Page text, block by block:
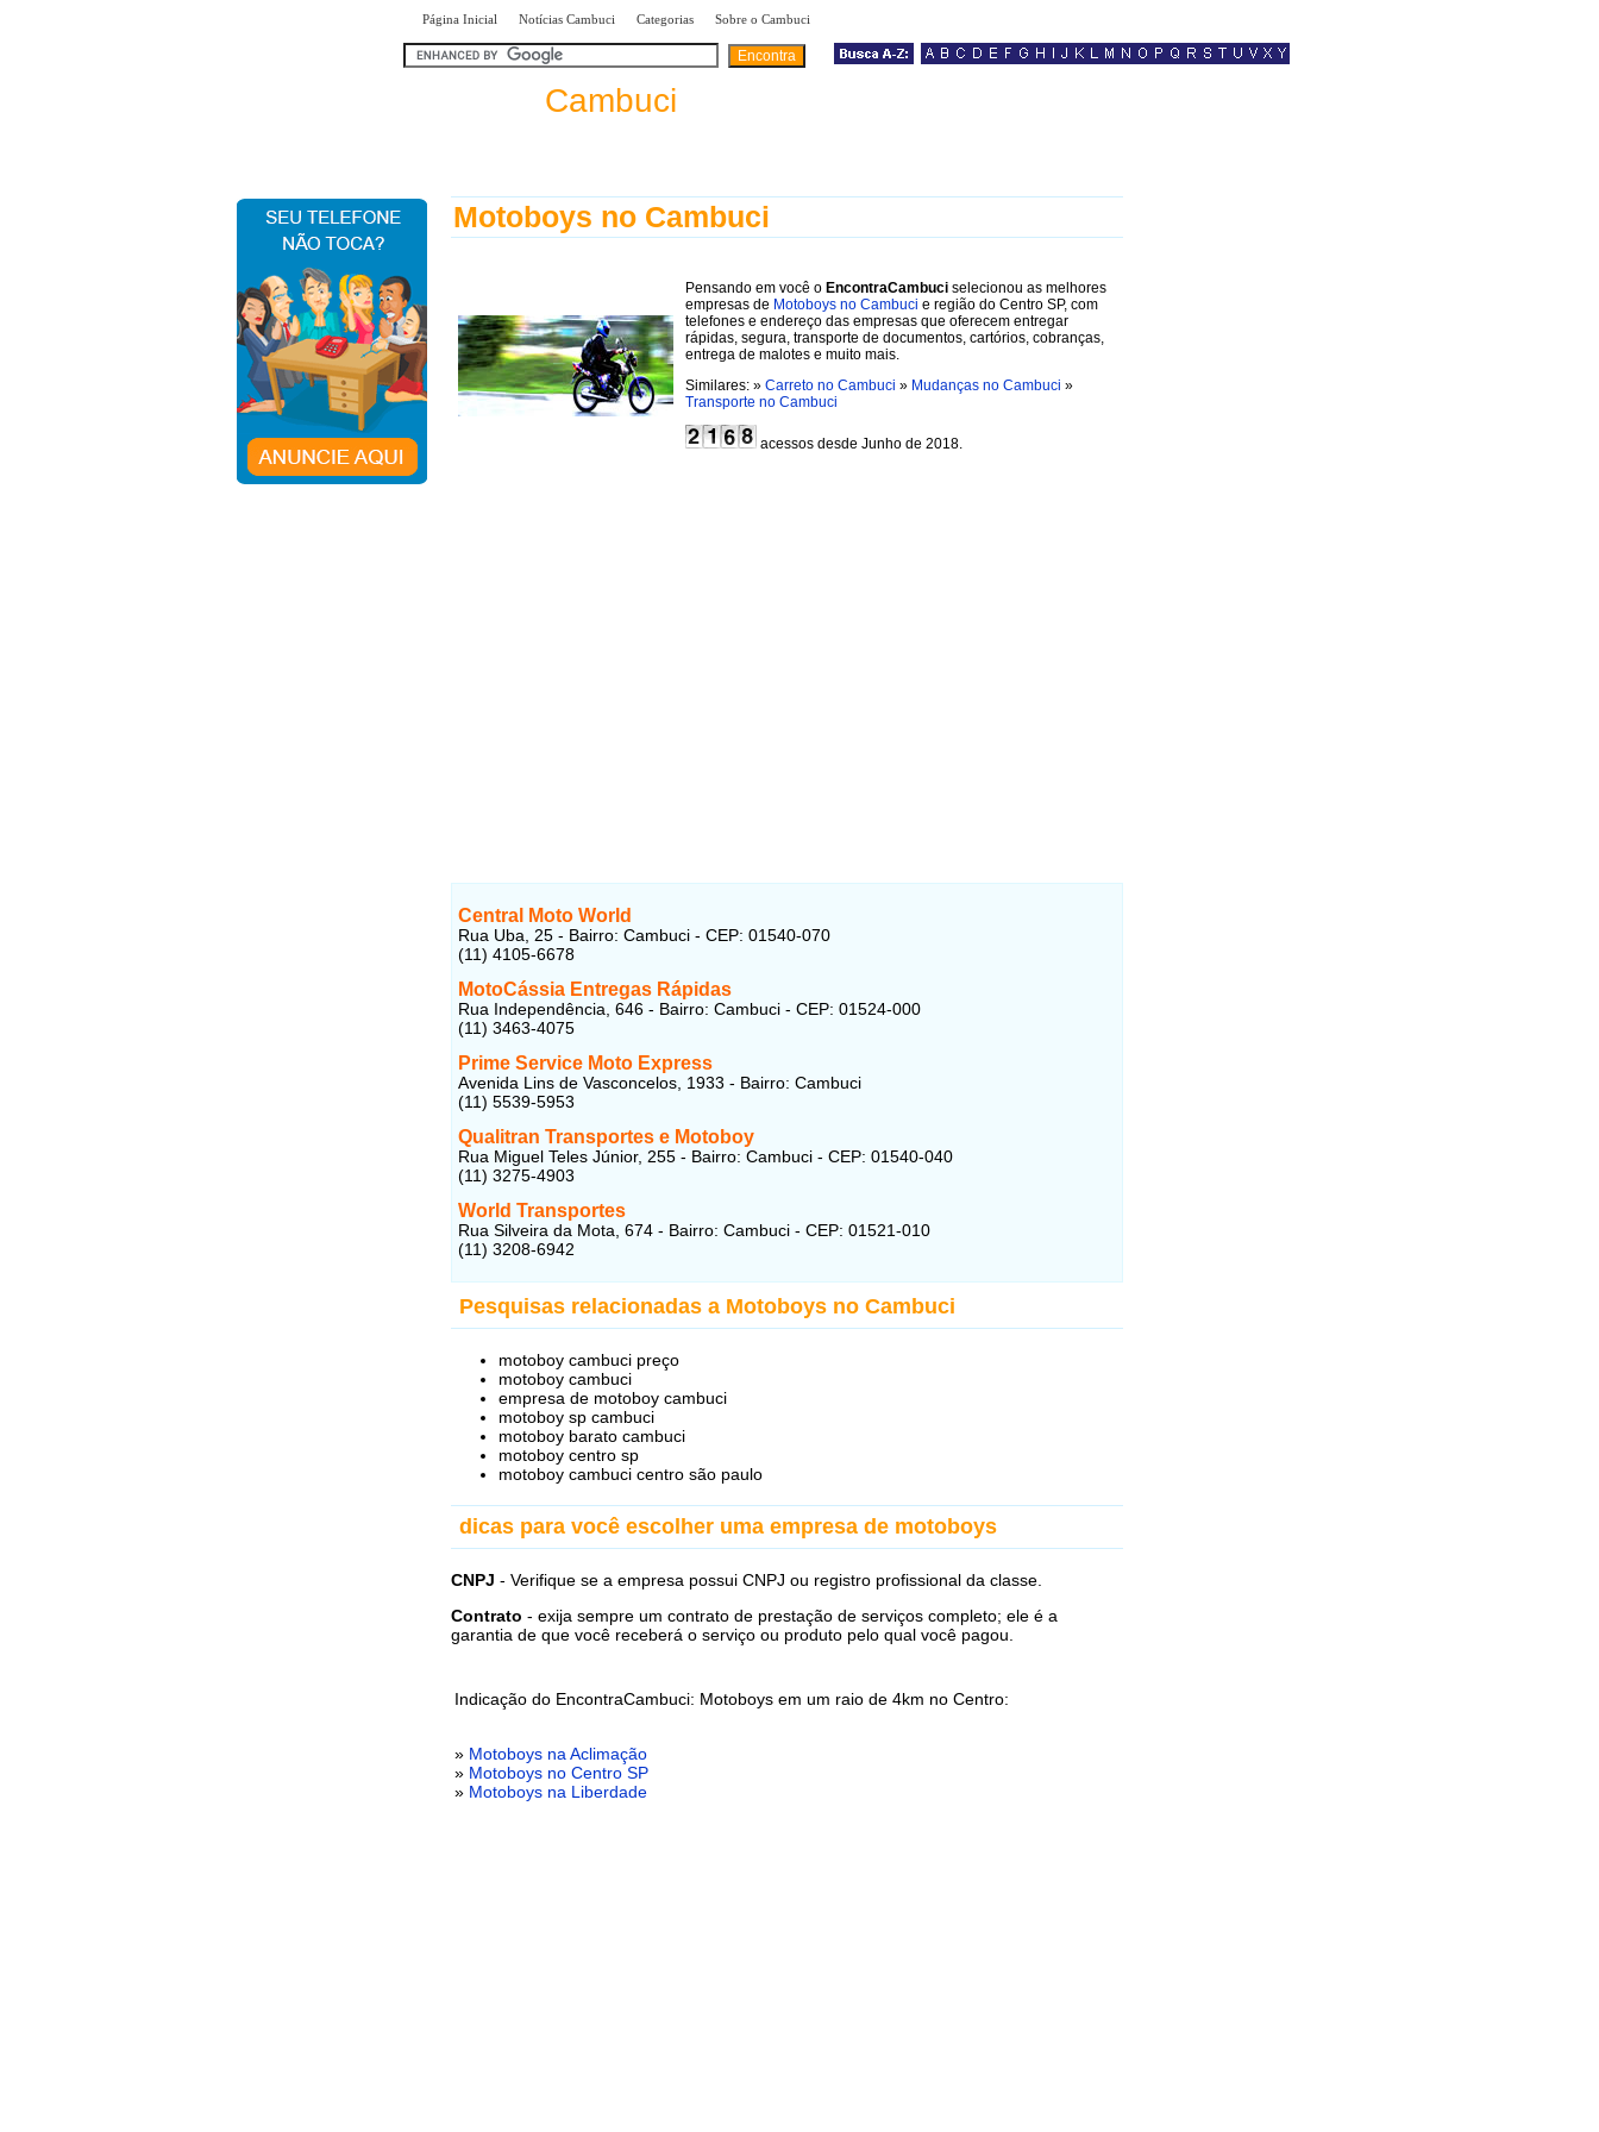
Página Inicial Notícias Cambuci Categorias Sobre o Cambuci
Cambuci
Motoboys no Cambuci
Pensando em você o EncontraCambuci selecionou as melhores
empresas de Motoboys no Cambuci e região do Centro SP, com
telefones e endereço das empresas que oferecem entregar
rápidas, segura, transporte de documentos, cartórios, cobranças,
entrega de malotes e muito mais.
Similares: » Carreto no Cambuci » Mudanças no Cambuci »
Transporte no Cambuci
acessos desde Junho de 2018.
Central Moto World
Rua Uba, 25 - Bairro: Cambuci - CEP: 01540-070
(11) 4105-6678
MotoCássia Entregas Rápidas
Rua Independência, 646 - Bairro: Cambuci - CEP: 01524-000
(11) 3463-4075
Prime Service Moto Express
Avenida Lins de Vasconcelos, 1933 - Bairro: Cambuci
(11) 5539-5953
Qualitran Transportes e Motoboy
Rua Miguel Teles Júnior, 255 - Bairro: Cambuci - CEP: 01540-040
(11) 3275-4903
World Transportes
Rua Silveira da Mota, 674 - Bairro: Cambuci - CEP: 01521-010
(11) 3208-6942
Pesquisas relacionadas a Motoboys no Cambuci
motoboy cambuci preço
motoboy cambuci
empresa de motoboy cambuci
motoboy sp cambuci
motoboy barato cambuci
motoboy centro sp
motoboy cambuci centro são paulo
dicas para você escolher uma empresa de motoboys
CNPJ - Verifique se a empresa possui CNPJ ou registro profissional da classe.
Contrato - exija sempre um contrato de prestação de serviços completo; ele é a
garantia de que você receberá o serviço ou produto pelo qual você pagou.
Indicação do EncontraCambuci: Motoboys em um raio de 4km no Centro:
» Motoboys na Aclimação
» Motoboys no Centro SP
» Motoboys na Liberdade